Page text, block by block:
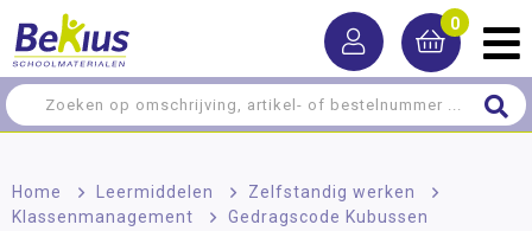
0
Home > Leermiddelen > Zelfstandig werken
>
Klassenmanagement
> Gedragscode Kubussen